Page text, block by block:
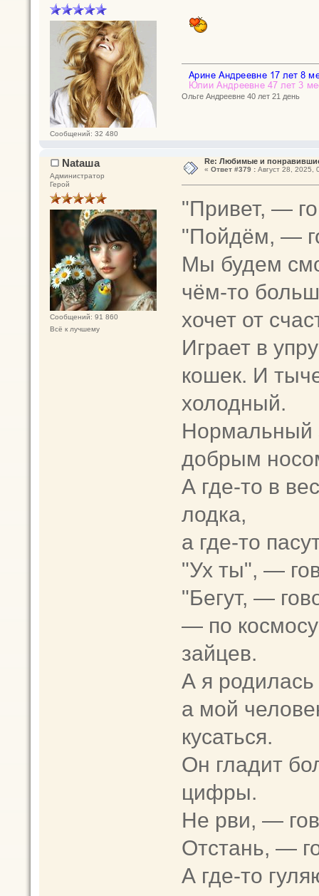
Сообщений: 32 480
Ольге Андреевне 40 лет 21 день
Nataшa
Администратор
Герой
Сообщений: 91 860
Всё к лучшему
Re: Любимые и
« Ответ #379 :Август 28, 2025,
"Привет, —
"Пойдём, —
Мы будем
чëм-то
хочет от
Играет в
кошек. И
холодный.
Нормальный
добрым
А где-то в
лодка,
а где-то
"Ух ты", —
"Бегут, —
— по
зайцев.
А я родилась
а мой
кусаться.
Он гладит
цифры.
Не рви, —
Отстань, —
А где-то